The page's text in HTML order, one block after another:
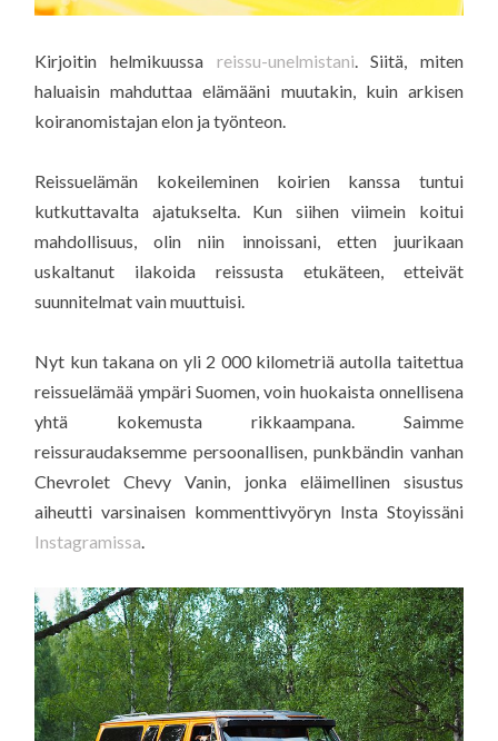
Kirjoitin helmikuussa reissu-unelmistani. Siitä, miten
haluaisin mahduttaa elämääni muutakin, kuin arkisen
koiranomistajan elon ja työnteon.
Reissuelämän kokeileminen koirien kanssa tuntui
kutkuttavalta ajatukselta. Kun siihen viimein koitui
mahdollisuus, olin niin innoissani, etten juurikaan
uskaltanut ilakoida reissusta etukäteen, etteivät
suunnitelmat vain muuttuisi.
Nyt kun takana on yli 2 000 kilometriä autolla taitettua
reissuelämää ympäri Suomen, voin huokaista onnellisena
yhtä kokemusta rikkaampana. Saimme
reissuraudaksemme persoonallisen, punkbändin vanhan
Chevrolet Chevy Vanin, jonka eläimellinen sisustus
aiheutti varsinaisen kommenttivyöryn Insta Stoyissäni
Instagramissa.